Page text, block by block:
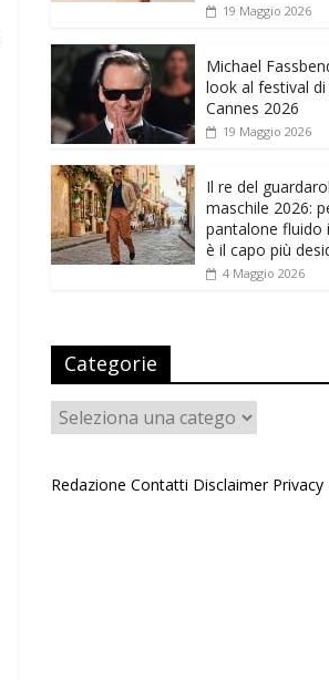
19 Maggio 2026
Michael
look al festival di
Cannes 2026
19 Maggio 2026
Il re del
maschile 2026:
pantalone fluido
è il capo più
4 Maggio 2026
Categorie
Categorie
Redazione Contatti Disclaimer Privacy